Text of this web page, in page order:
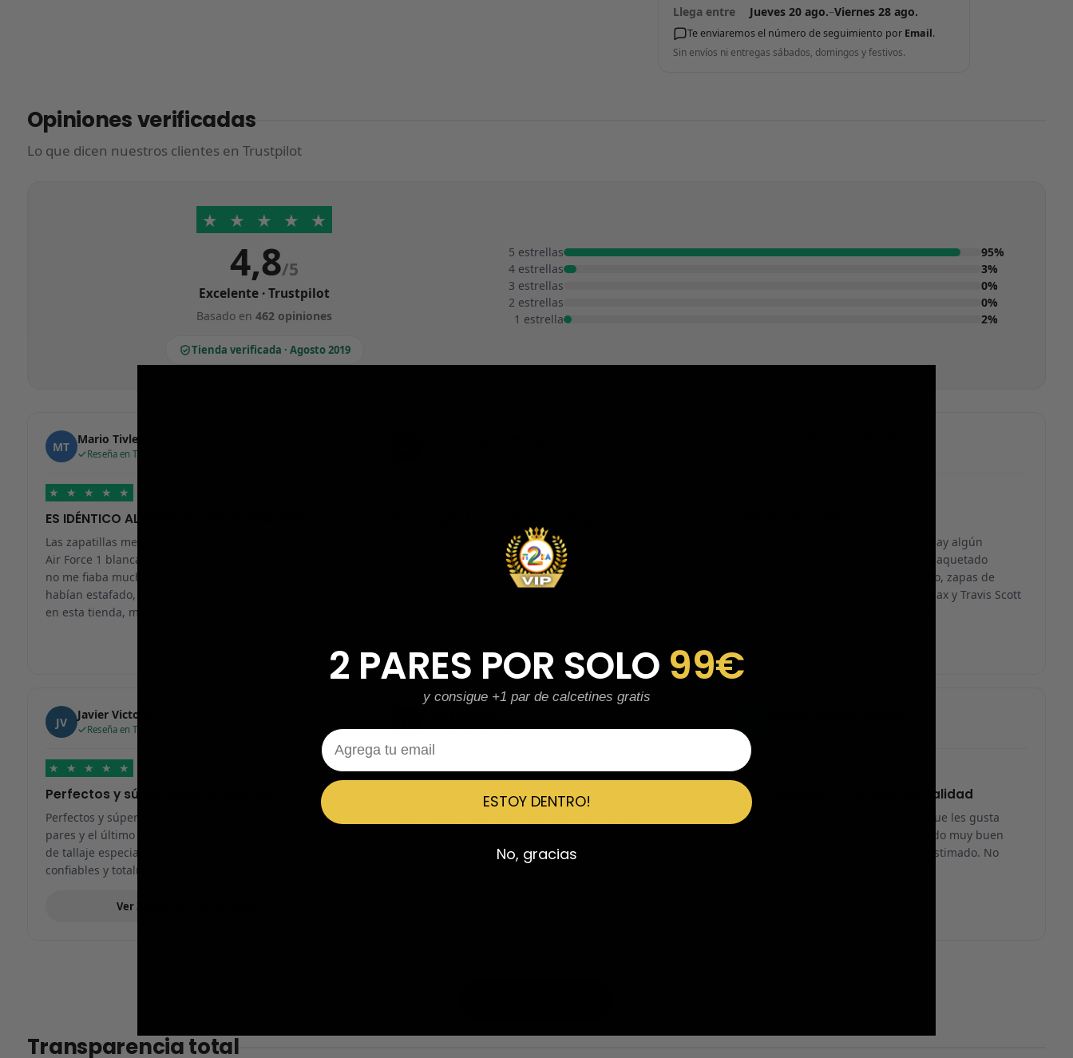
Llega entre
Jueves 20 ago.–Viernes 28 ago.
Te enviaremos el número de seguimiento por Email.
Sin envíos ni entregas sábados, domingos y festivos.
Opiniones verificadas
Lo que dicen nuestros clientes en Trustpilot
★ ★ ★ ★ ★
4,8/5
Excelente · Trustpilot
Basado en462 opiniones
Tienda verificada · Agosto 2019
5 estrellas
95%
4 estrellas
3%
3 estrellas
0%
2 estrellas
0%
1 estrella
2%
MT Mario Tivlea
Reseña en Trustpilot
★ ★ ★ ★ ★
ES IDÉNTICO AL ORIGINAL, RECOMENDABLE
Las zapatillas me han llegado en 24h, me pedí unas
Air Force 1 blancas y han llegado genial. Al principio
no me fiaba mucho ya que en muchos sitios me
habían estafado, pero a partir de ahora solo compraré
en esta tienda, muchas gracias.
Al principio tenía miedo de la página por si era una
estafa, pero me ha sorprendido para bien porque
todo ha sido increíble. Me he comprado 2 pares y no
Total control del pedido, te avisan si hay algún
problema con el modelo elegido, empaquetado
perfecto con caja original y embolsado, zapas de
altísima calidad y acabados top. Air Max y Travis Scott
JV Javier Victorio
Reseña en Trustpilot
★ ★ ★ ★ ★
Perfectos y súper serios y atentos
Perfectos y súper serios y atentos. He comprado 5
pares y el último que acaba de llegar, unas Uptempo
de tallaje especial pagadas por adelantado. Súper
confiables y totalmente recomendables.
Ver 3 reseñas más de Javier
Reseña en Trustpilot
★ ★ ★ ★ ★
Confiables al 100%
tiempo de espera el estimado y el tallaje correcto
★
Lo recomiendo 100% máxima calidad
Es una página fiable… no soy de las que les gusta
pagar antes de recibir, pero he recibido muy buen
trato y me han llegado en el tiempo estimado. No
Transparencia total
2 PARES POR SOLO 99€
y consigue +1 par de calcetines gratis
Email
ESTOY DENTRO!
No, gracias